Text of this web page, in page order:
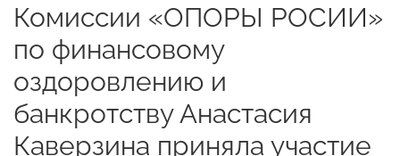
Комиссии «ОПОРЫ РОСИИ»
по финансовому
оздоровлению и
банкротству Анастасия
Каверзина приняла участие